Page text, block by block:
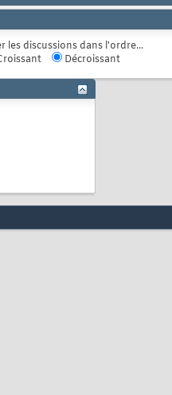
les discussions dans l'ordre...
Décroissant